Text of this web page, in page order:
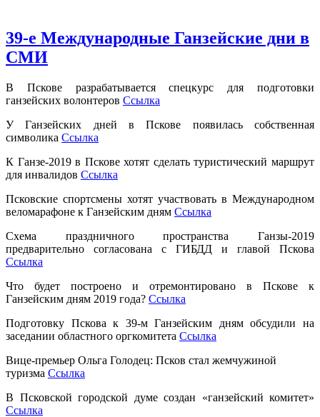
39-е Международные Ганзейские дни в
СМИ
В Пскове разрабатывается спецкурс для подготовки
ганзейских волонтеров Ссылка
У Ганзейских дней в Пскове появилась собственная
символика Ссылка
К Ганзе-2019 в Пскове хотят сделать туристический маршрут
для инвалидов Ссылка
Псковские спортсмены хотят участвовать в Международном
веломарафоне к Ганзейским дням Ссылка
Схема праздничного пространства Ганзы-2019
предварительно согласована с ГИБДД и главой Пскова
Ссылка
Что будет построено и отремонтировано в Пскове к
Ганзейским дням 2019 года? Ссылка
Подготовку Пскова к 39-м Ганзейским дням обсудили на
заседании областного оргкомитета Ссылка
Вице-премьер Ольга Голодец: Псков стал жемчужиной
туризма Ссылка
В Псковской городской думе создан «ганзейский комитет»
Ссылка